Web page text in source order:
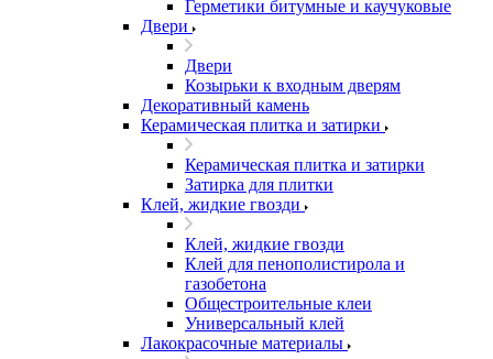
Герметики битумные и каучуковые
Двери
Двери
Козырьки к входным дверям
Декоративный камень
Керамическая плитка и затирки
Керамическая плитка и затирки
Затирка для плитки
Клей, жидкие гвозди
Клей, жидкие гвозди
Клей для пенополистирола и
газобетона
Общестроительные клеи
Универсальный клей
Лакокрасочные материалы